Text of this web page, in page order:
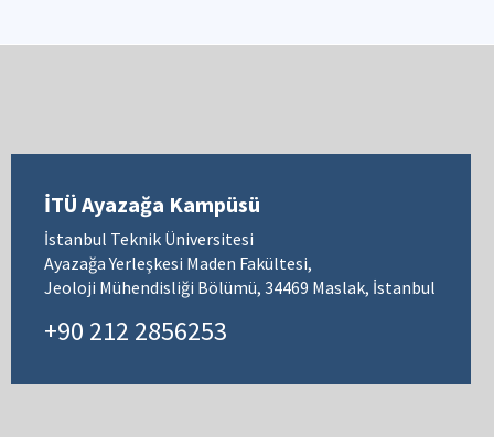
İTÜ Ayazağa Kampüsü
İstanbul Teknik Üniversitesi
Ayazağa Yerleşkesi Maden Fakültesi,
Jeoloji Mühendisliği Bölümü, 34469 Maslak, İstanbul
+90 212 2856253